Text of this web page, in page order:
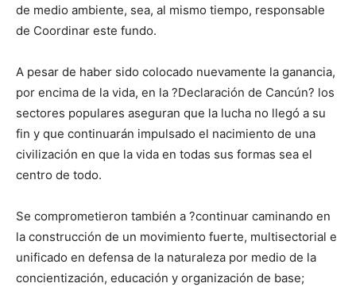
de medio ambiente, sea, al mismo tiempo, responsable
de Coordinar este fundo.
A pesar de haber sido colocado nuevamente la ganancia,
por encima de la vida, en la ?Declaración de Cancún? los
sectores populares aseguran que la lucha no llegó a su
fin y que continuarán impulsado el nacimiento de una
civilización en que la vida en todas sus formas sea el
centro de todo.
Se comprometieron también a ?continuar caminando en
la construcción de un movimiento fuerte, multisectorial e
unificado en defensa de la naturaleza por medio de la
concientización, educación y organización de base;